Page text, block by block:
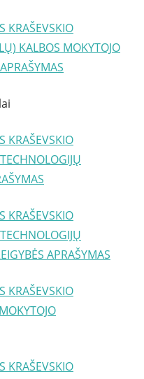
KRAŠEVSKIO
KALBOS MOKYTOJO
KRAŠEVSKIO
KRAŠEVSKIO
APRAŠYMAS
KRAŠEVSKIO
KRAŠEVSKIO